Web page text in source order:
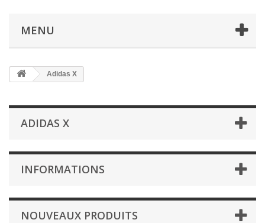
MENU
Adidas X
ADIDAS X
INFORMATIONS
NOUVEAUX PRODUITS